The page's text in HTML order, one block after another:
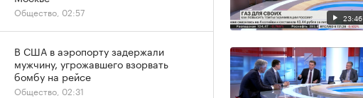
23:46
Общество, 02:57
В США в аэропорту задержали
мужчину, угрожавшего взорвать
бомбу на рейсе
Общество, 02:31